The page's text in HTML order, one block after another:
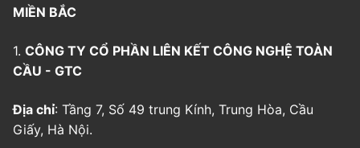
MIỀN BẮC
1. CÔNG TY CỔ PHẦN LIÊN KẾT CÔNG NGHỆ TOÀN
CẦU - GTC
Địa chỉ: Tầng 7, Số 49 trung Kính, Trung Hòa, Cầu
Giấy, Hà Nội.